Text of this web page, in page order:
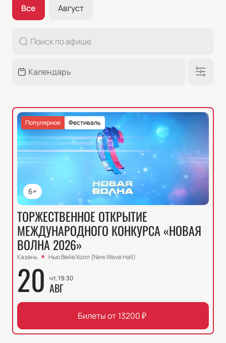
Все Август
6+
Фестиваль
Популярное
ТОРЖЕСТВЕННОЕ ОТКРЫТИЕ
МЕЖДУНАРОДНОГО КОНКУРСА «НОВАЯ
ВОЛНА 2026»
Казань Нью Вейв Холл (New Wave Hall)
20 чт, 19:30
АВГ
Билеты от 13200₽